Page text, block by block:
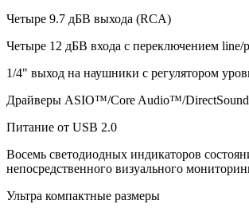
Четыре 9.7 дБВ выхода (RCA)
Четыре 12 дБВ входа с переключением line/
1/4" выход на наушники с регулятором
Драйверы ASIO™/Core Audio™/
Питание от USB 2.0
Восемь светодиодных индикаторов
непосредственного визуального
Ультра компактные размеры